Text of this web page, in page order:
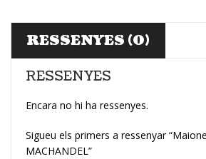
RESSENYES (0)
RESSENYES
Encara no hi ha ressenyes.
Sigueu els primers a ressenyar
MACHANDEL”